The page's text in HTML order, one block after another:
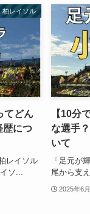
柏レイソル
てどん
歴につ
レイソル
ソ...
【10分
な選手
いて
「足元が
尾から支
2025年6